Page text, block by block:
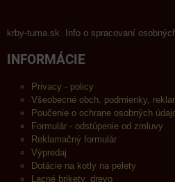
krby-tuma.sk Info o spracovaní
INFORMÁCIE
Privacy - policy
Všeobecné obch. podmienky,
Poučenie o ochrane osobných
Formulár - odstúpenie od zmluvy
Reklamačný formulár
Výpredaj
Dotácie na kotly na pelety
Lacné brikety, drevo